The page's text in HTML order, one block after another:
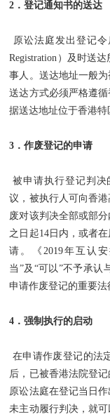
2．登记通知书的送达
原讼法庭发出登记
Registration）及时送
事人。送达地址一般为
送达方式必须严格遵
据送达地址位于香港特
3．作废登记的申请
被申请执行登记判
议，被执行人可向香
废对该判决全部或部
之日起14日内，或者
请。《2019年互认
当”及“可以”不予承认
申请作废登记的重要法
4．强制执行的启动
在申请作废登记的法
后，已被香港法院登
原讼法庭在登记当日
未主动履行判决，就